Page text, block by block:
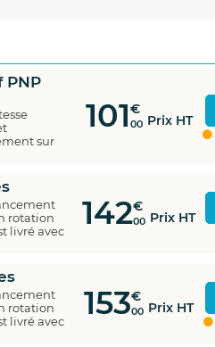
PNP
sur
101€
00 Prix HT
rotation
livré avec
142€
00 Prix HT
rotation
livré avec
153€
00 Prix HT